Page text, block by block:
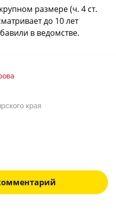
размере (ч. 4 ст.
до 10 лет
в ведомстве.
края